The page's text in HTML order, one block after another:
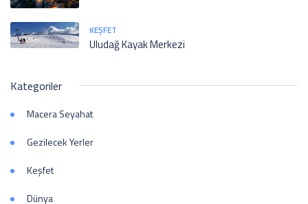
KEŞFET
Uludağ Kayak Merkezi
Kategoriler
Macera Seyahat
Gezilecek Yerler
Keşfet
Dünya